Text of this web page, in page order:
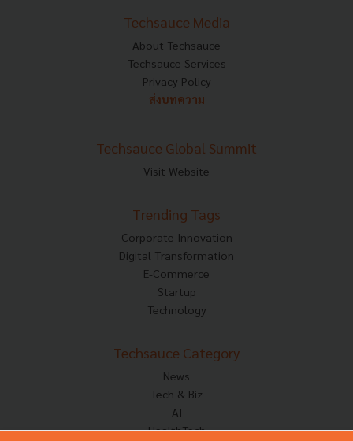
Techsauce Media
About Techsauce
Techsauce Services
Privacy Policy
ส่งบทความ
Techsauce Global Summit
Visit Website
Trending Tags
Corporate Innovation
Digital Transformation
E-Commerce
Startup
Technology
Techsauce Category
News
Tech & Biz
AI
HealthTech